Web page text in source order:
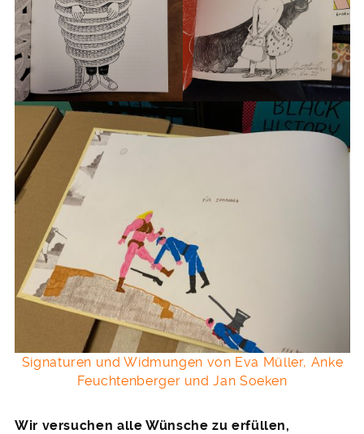
Signaturen und Widmungen von Eva Müller, Anke
Feuchtenberger und Jan Soeken
Wir versuchen alle Wünsche zu erfüllen,